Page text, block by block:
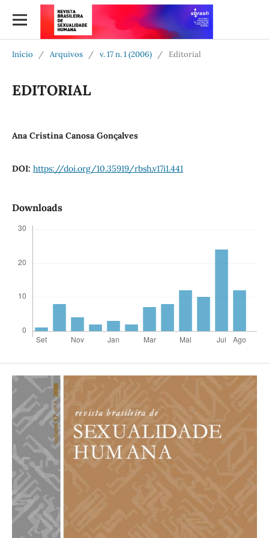
Início / Arquivos / v. 17 n. 1 (2006) / Editorial
EDITORIAL
Ana Cristina Canosa Gonçalves
DOI: https://doi.org/10.35919/rbsh.v17i1.441
Downloads